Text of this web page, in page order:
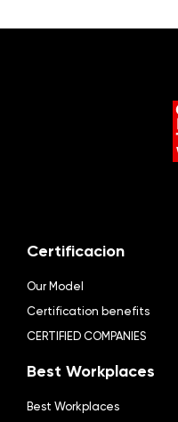
Certificacion
Our Model
Certification benefits
CERTIFIED COMPANIES
Best Workplaces
Best Workplaces